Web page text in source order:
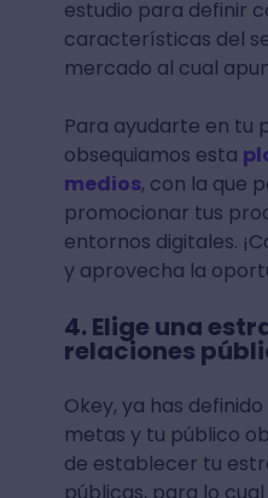
estudio para definir
características del
mercado al cual
Para ayudarte en tu
obsequiamos esta
medios, con la que
promocionar tus
entornos digitales.
y aprovecha la
4. Elige una
relaciones
Okey, ya has
metas y tu público
de establecer tu
públicas, para lo